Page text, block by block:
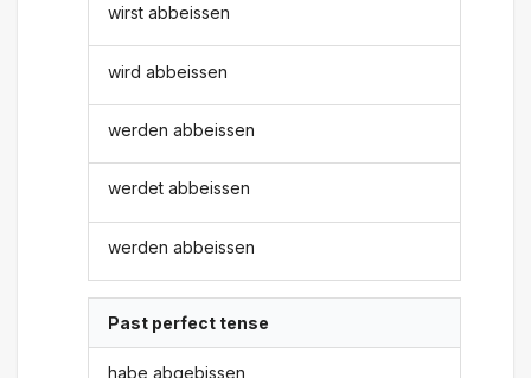
wirst abbeissen
wird abbeissen
werden abbeissen
werdet abbeissen
werden abbeissen
Past perfect tense
habe abgebissen